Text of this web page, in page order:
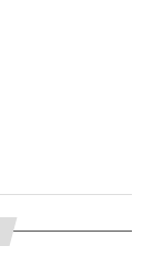
altre